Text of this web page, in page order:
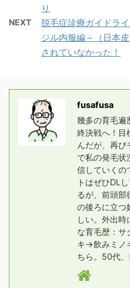
り
NEXT
脱毛症診療ガイドラ
ジル内服編～（日本
されていなかった！
fusafusa
幾多の育毛遍
終決戦へ！目
んだが、再び
で私の発毛状
信していくの
トはぜひDL
るが、前頭部
の後ろに立つ
しい。外出
な育毛歴：
キ→飲みミノ
ちら。50代、